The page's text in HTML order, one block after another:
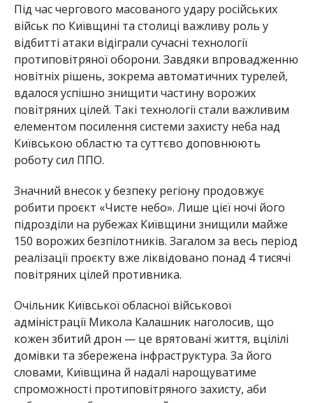
Під час чергового масованого удару російських
військ по Київщині та столиці важливу роль у
відбитті атаки відіграли сучасні технології
протиповітряної оборони. Завдяки впровадженню
новітніх рішень, зокрема автоматичних турелей,
вдалося успішно знищити частину ворожих
повітряних цілей. Такі технології стали важливим
елементом посилення системи захисту неба над
Київською областю та суттєво доповнюють
роботу сил ППО.
Значний внесок у безпеку регіону продовжує
робити проєкт «Чисте небо». Лише цієї ночі його
підрозділи на рубежах Київщини знищили майже
150 ворожих безпілотників. Загалом за весь період
реалізації проєкту вже ліквідовано понад 4 тисячі
повітряних цілей противника.
Очільник Київської обласної військової
адміністрації Микола Калашникнаголосив, що
кожен збитий дрон — це врятовані життя, вцілілі
домівки та збережена інфраструктура. За його
словами, Київщина й надалі нарощуватиме
спроможності протиповітряного захисту, аби